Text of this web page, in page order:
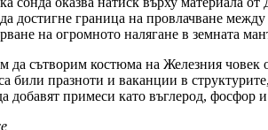
достигне граница на провлачване
на огромното налягане в земната
да сътворим костюма на Железния човек
празноти и ваканции в
примеси като въглерод, фосфор и